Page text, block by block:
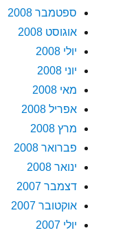
ספטמבר 2008
אוגוסט 2008
יולי 2008
יוני 2008
מאי 2008
אפריל 2008
מרץ 2008
פברואר 2008
ינואר 2008
דצמבר 2007
אוקטובר 2007
יולי 2007